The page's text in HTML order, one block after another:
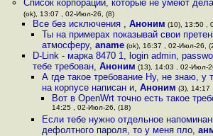
Список корпораций, которые не умеют
(ok), 13:07 , 02-Июл-26, (8)
Все без исключения , Аноним (10), 13:50 ,
Ты на примерах показывай свои
атмосферу,aname (ok), 16:37 , 02-Июл-26,
D-Link - марка 8470 1, login admin,
тебе требован, Аноним (13), 14:03 , 02-Июл-
А где такое требование Ну, не знаю, у
на корпусе написан и,Аноним (3), 14:17
Вот в OpenWrt точно есть такое
14:25 , 02-Июл-26, (18)
Если тебе нужно отдельное
дефолтного пароля, то у меня пло,